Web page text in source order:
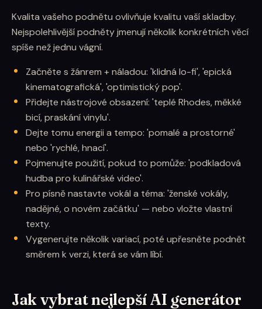
Kvalita vašeho podnětu ovlivňuje kvalitu vaší skladby.
Nejspolehlivější podněty jmenují několik konkrétních věcí
spíše než jednu vágní.
Začněte s žánrem + náladou: 'klidná lo-fi', 'epická
kinematografická', 'optimistický pop'.
Přidejte nástrojové obsazení: 'teplé Rhodes, měkké
bicí, praskání vinylu'.
Dejte tomu energii a tempo: 'pomalé a prostorné'
nebo 'rychlé, hnací'.
Pojmenujte použití, pokud to pomůže: 'podkladová
hudba pro kulinářské video'.
Pro písně nastavte vokál a téma: 'ženské vokály,
nadějné, o novém začátku' — nebo vložte vlastní
texty.
Vygenerujte několik variací, poté upřesněte podnět
směrem k verzi, která se vám líbí.
Jak vybrat nejlepší AI generátor